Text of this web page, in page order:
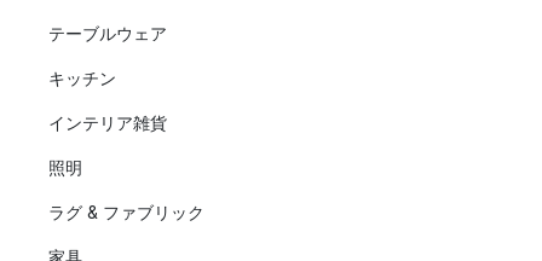
テーブルウェア
キッチン
インテリア雑貨
照明
ラグ & ファブリック
家具